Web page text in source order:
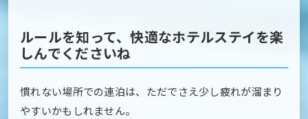
ルールを知って、快適なホテルステイを楽
しんでくださいね
慣れない場所での連泊は、ただでさえ少し疲れが溜まり
やすいかもしれません。